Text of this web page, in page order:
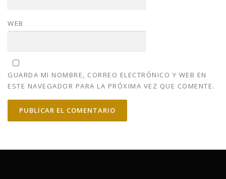
WEB
GUARDA MI NOMBRE, CORREO ELECTRÓNICO Y WEB EN
ESTE NAVEGADOR PARA LA PRÓXIMA VEZ QUE COMENTE.